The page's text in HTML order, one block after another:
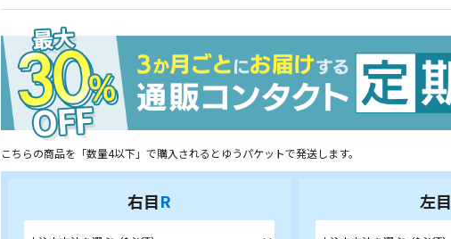
こちらの商品を「数量4以下」で購入されるとゆうパケットで発送します。
右目R 左目